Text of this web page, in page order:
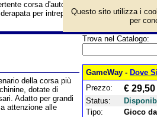
corsa d'auto in cui bisogna evitare gli
per intrepidi piloti! Informazioni e
della corsa più
dotate di
Adatto per grandi
attenzione alle
Trova nel Catalogo:
GameWay - Dove
Prezzo:
€ 29,50
Status:
Tipo:
Gioco
Questo sito utilizza i
per